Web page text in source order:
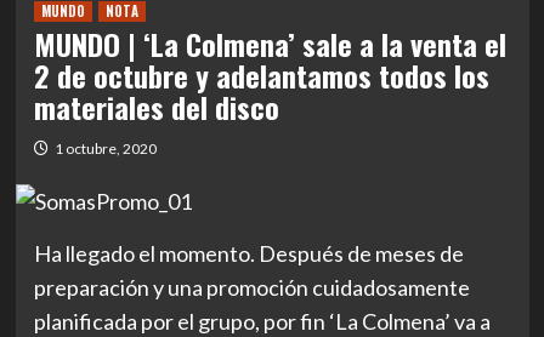
MUNDO NOTA
MUNDO | ‘La Colmena’ sale a la venta el
2 de octubre y adelantamos todos los
materiales del disco
1 octubre, 2020
Ha llegado el momento. Después de meses de
preparación y una promoción cuidadosamente
planificada por el grupo, por fin ‘La Colmena’ va a